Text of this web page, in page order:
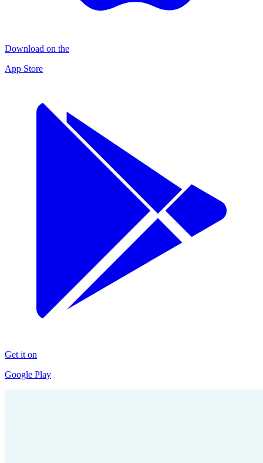
Download on the
App Store
Get it on
Google Play